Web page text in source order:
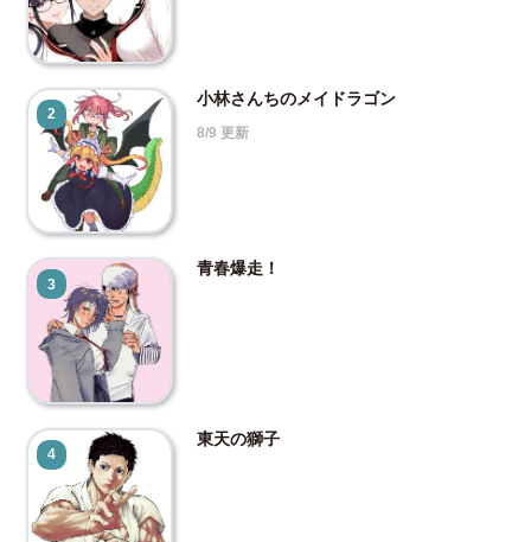
2
小林さんちのメイドラゴン
8/9 更新
3
青春爆走！
4
東天の獅子